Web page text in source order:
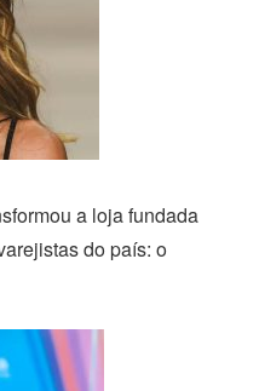
a loja fundada
do país: o